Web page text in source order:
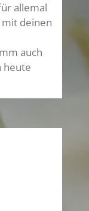
allemal
deinen
auch
heute